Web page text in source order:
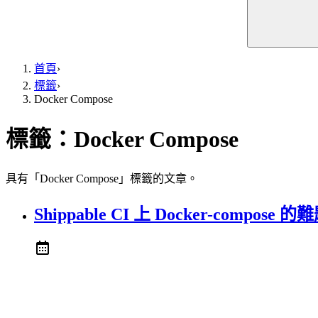
首頁›
標籤›
Docker Compose
標籤： Docker Compose
具有「Docker Compose」標籤的文章。
Shippable CI 上 Docker-compose 的難